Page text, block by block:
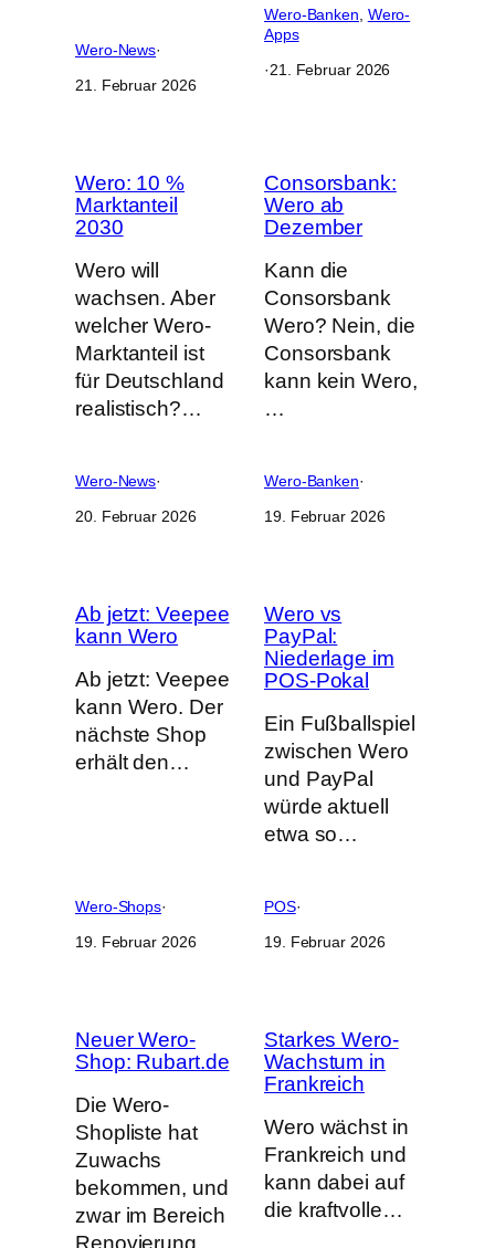
Wero-News·
21. Februar 2026
Wero-Banken Wero-
Apps
·21. Februar 2026
Wero: 10 %
Marktanteil
2030
Wero will
wachsen. Aber
welcher Wero-
Marktanteil ist
für Deutschland
realistisch?…
Wero-News·
20. Februar 2026
Consorsbank:
Wero ab
Dezember
Kann die
Consorsbank
Wero? Nein, die
Consorsbank
kann kein Wero,
…
Wero-Banken·
19. Februar 2026
Ab jetzt: Veepee
kann Wero
Ab jetzt: Veepee
kann Wero. Der
nächste Shop
erhält den…
Wero-Shops·
19. Februar 2026
Wero vs
PayPal:
Niederlage im
POS-Pokal
Ein Fußballspiel
zwischen Wero
und PayPal
würde aktuell
etwa so…
POS·
19. Februar 2026
Neuer Wero-
Shop: Rubart.de
Die Wero-
Shopliste hat
Zuwachs
bekommen, und
zwar im Bereich
Renovierung,…
Starkes Wero-
Wachstum in
Frankreich
Wero wächst in
Frankreich und
kann dabei auf
die kraftvolle…